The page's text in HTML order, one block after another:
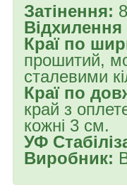
Затінення:
Краї по
прошитий,
сталевими
Краї по
край з
кожні 3 см.
УФ
Виробник: